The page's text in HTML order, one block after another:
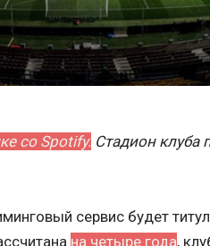
со Spotify. Стадион клуба
сервис будет
на четыре года,